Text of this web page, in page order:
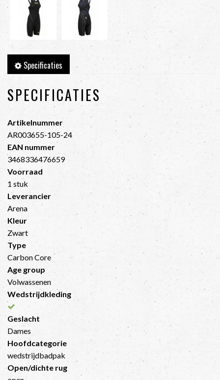
Specificaties
SPECIFICATIES
Artikelnummer
AR003655-105-24
EAN nummer
3468336476659
Voorraad
1 stuk
Leverancier
Arena
Kleur
Zwart
Type
Carbon Core
Age group
Volwassenen
Wedstrijdkleding
Geslacht
Dames
Hoofdcategorie
wedstrijdbadpak
Open/dichte rug